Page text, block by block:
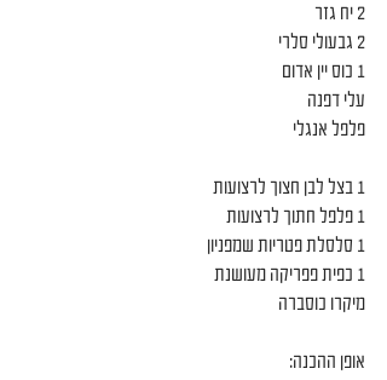
2 יח גזר
2 גבעולי סלרי
1 כוס יין אדום
עלי דפנה
פלפל אנגלי
1 בצל לבן חצוך לרצועות
1 פלפל חתוך לרצועות
1 סלסלת פטריות שמפניון
1 כפית פפריקה מעושנת
מיקרו כוסברה
אופן ההכנה: